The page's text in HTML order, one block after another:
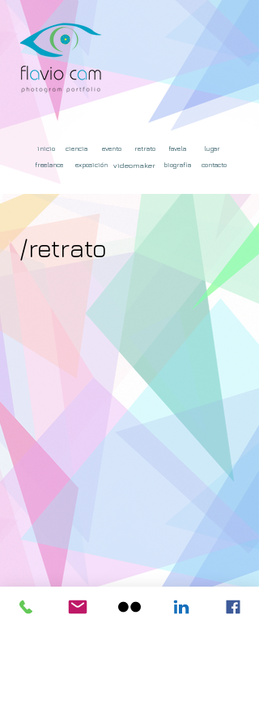
inicio ciencia evento
retrato
freelance
exposición videomaker
favela
biografía
lugar
contacto
/retrato